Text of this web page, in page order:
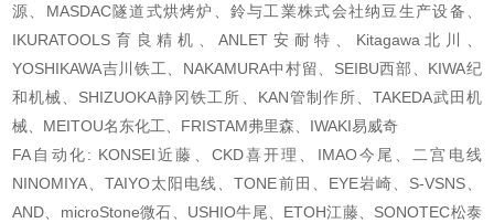
源、MASDAC隧道式烘烤炉、鈴与工業株式会社纳豆生产设备、
IKURATOOLS育良精机、ANLET安耐特、Kitagawa北川、
YOSHIKAWA吉川铁工、NAKAMURA中村留、SEIBU西部、KIWA纪
和机械、SHIZUOKA静冈铁工所、KAN管制作所、TAKEDA武田机
械、MEITOU名东化工、FRISTAM弗里森、IWAKI易威奇
FA自动化: KONSEI近藤、CKD喜开理、IMAO今尾、二宫电线
NINOMIYA、TAIYO太阳电线、TONE前田、EYE岩崎、S-VSNS、
AND、microStone微石、USHIO牛尾、ETOH江藤、SONOTEC松泰